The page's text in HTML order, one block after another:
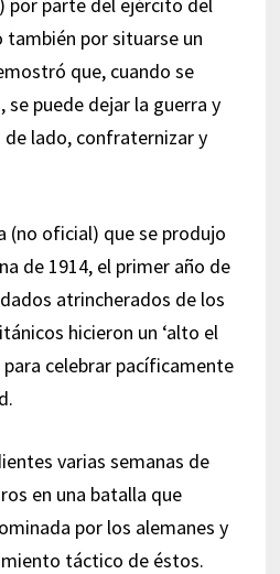
también por situarse un
que, cuando se
se puede dejar la guerra y
lado, confraternizar y
(no oficial) que se produjo
de 1914, el primer año de
atrincherados de los
hicieron un ‘alto el
celebrar pacíficamente
varias semanas de
en una batalla que
por los alemanes y
táctico de éstos.